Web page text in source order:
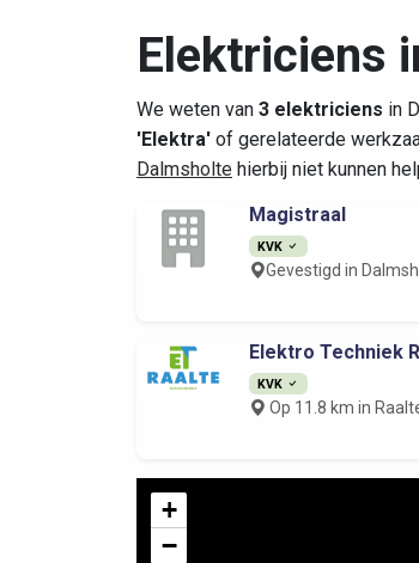
Elektriciens
We weten van 3 elektriciens in
'Elektra' of gerelateerde
Dalmsholte hierbij niet kunnen
Magistraal
KVK
Gevestigd in
Elektro Techniek
KVK
Op 11.8 km in
+
−